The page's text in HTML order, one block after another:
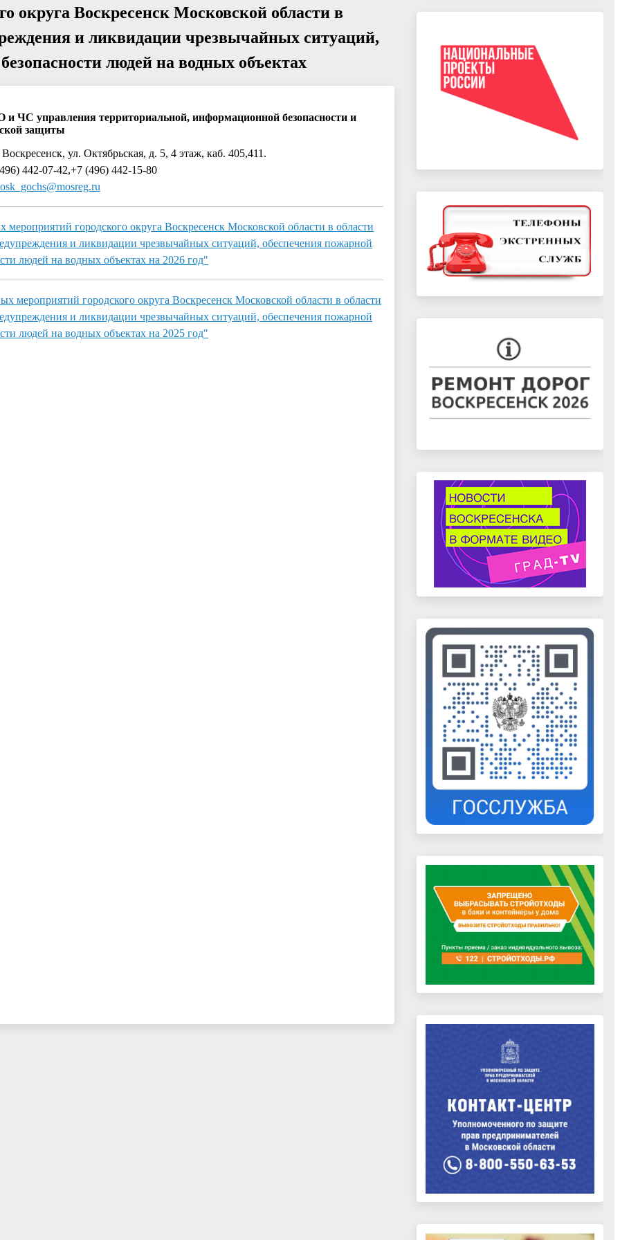
округа Воскресенск Московской области в
и ликвидации чрезвычайных ситуаций,
людей на водных объектах
и ЧС управления территориальной, информационной безопасности и
защиты
ул. Октябрьская, д. 5, 4 этаж, каб. 405,411.
442-07-42,+7 (496) 442-15-80
городского округа Воскресенск Московской области в области
и ликвидации чрезвычайных ситуаций, обеспечения пожарной
людей на водных объектах на 2026 год"
городского округа Воскресенск Московской области в области
и ликвидации чрезвычайных ситуаций, обеспечения пожарной
людей на водных объектах на 2025 год"